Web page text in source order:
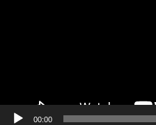
00:00